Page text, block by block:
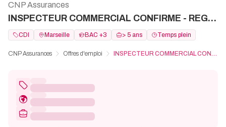
INSPECTEUR COMMERCIAL CONFIRME - REGION SUD-EST (COTE D'AZUR) H/F
CNP Assurances
CDI Marseille BAC +3 > 5 ans Temps plein
CNP Assurances Offres d'emploi INSPECTEUR COMMERCIAL CONFIRME - REGION SUD-EST (COTE D'AZUR) H/F